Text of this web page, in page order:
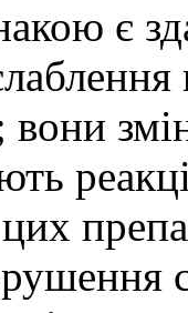
є
вони